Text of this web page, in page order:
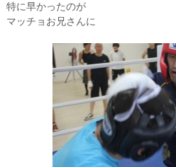
特に早かったのが
マッチョお兄さんに